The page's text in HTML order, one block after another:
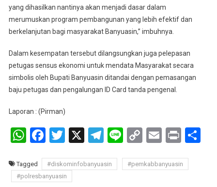
yang dihasilkan nantinya akan menjadi dasar dalam
merumuskan program pembangunan yang lebih efektif dan
berkelanjutan bagi masyarakat Banyuasin,” imbuhnya.
Dalam kesempatan tersebut dilangsungkan juga pelepasan
petugas sensus ekonomi untuk mendata Masyarakat secara
simbolis oleh Bupati Banyuasin ditandai dengan pemasangan
baju petugas dan pengalungan ID Card tanda pengenal.
Laporan : (Pirman)
WhatsApp
Facebook
Twitter
X Telegram
LineCopyEmail
Print
Tagged #diskominfobanyuasin
#pemkabbanyuasin
#polresbanyuasin